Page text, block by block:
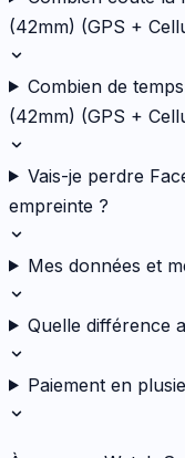
(42mm) (GPS +
Combien de
(42mm) (GPS +
Vais-je perdre
empreinte ?
Mes données et
Quelle différence
Paiement en